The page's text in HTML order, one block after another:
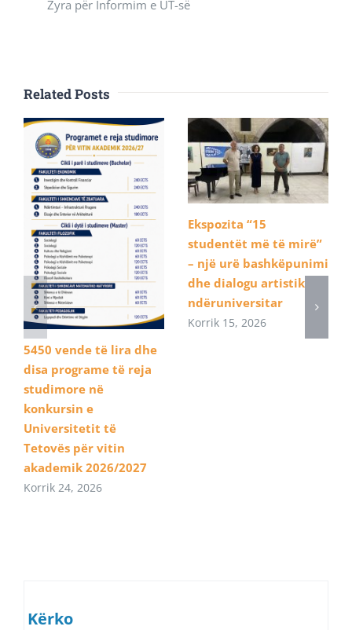
Zyra për Informim e UT-së
Related Posts
5450 vende të lira dhe
disa programe të reja
studimore në
konkursin e
Universitetit të
Tetovës për vitin
akademik 2026/2027
Korrik 24, 2026
Ekspozita “15
studentët më të mirë”
– një urë bashkëpunimi
dhe dialogu artistik
ndëruniversitar
Korrik 15, 2026
Kërko